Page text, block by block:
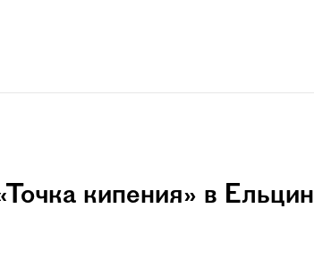
кипения» в Ельцин